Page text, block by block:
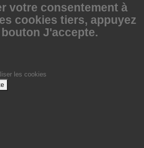
votre consentement à
cookies tiers, appuyez
J'accepte.
les cookies